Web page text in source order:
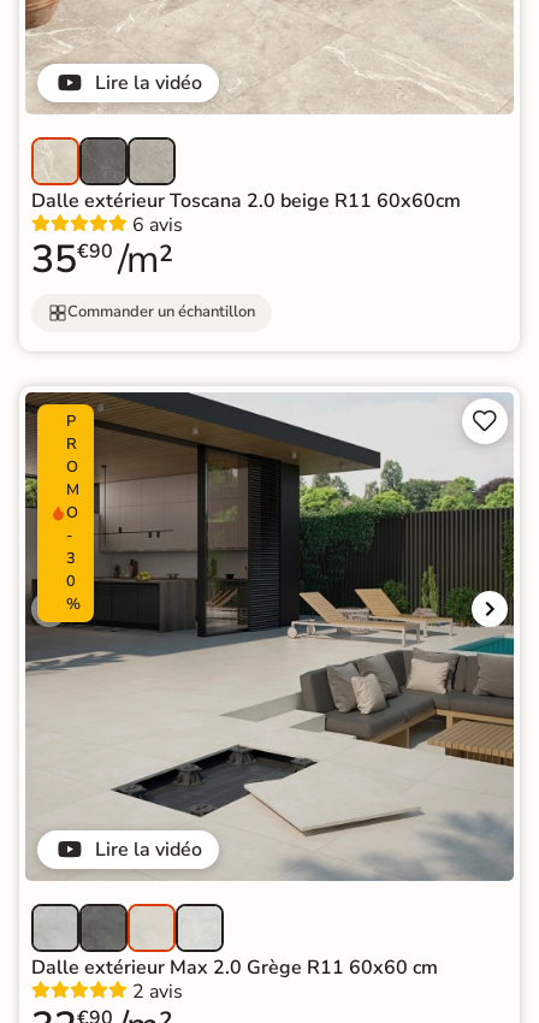
Lire la vidéo
Dalle extérieur Toscana 2.0 beige R11 60x60cm
6 avis
35€90 /m²
Commander un échantillon
Lire la vidéo
P
R
O
M
O
-
3
0
%


Dalle extérieur Max 2.0 Grège R11 60x60 cm
2 avis